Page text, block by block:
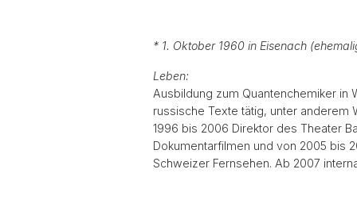
* 1. Oktober 1960 in Eisenach
Leben:
Ausbildung zum Quantenchemiker in
russische Texte tätig, unter anderem
1996 bis 2006 Direktor des Theater
Dokumentarfilmen und von 2005 bis
Schweizer Fernsehen. Ab 2007